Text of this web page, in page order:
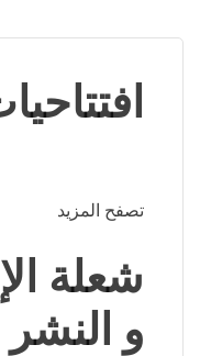
تصفح المزيد
شعلة
و النشر